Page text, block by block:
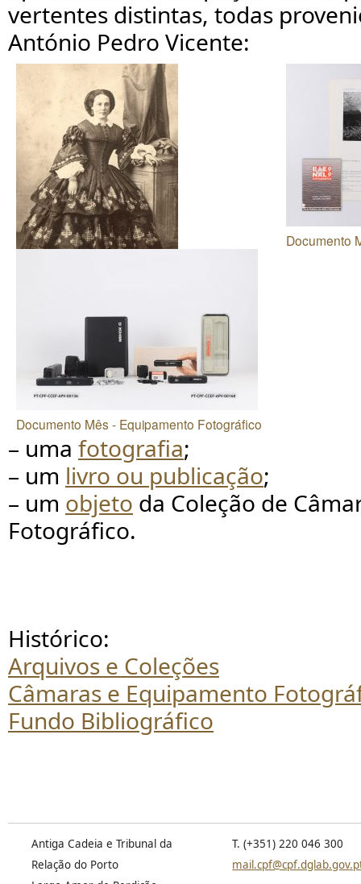
vertentes distintas, todas
António Pedro Vicente:
Documento Mês - Fundos e Coleções
Documento
Documento Mês - Equipamento Fotográfico
– uma fotografia;
– um livro ou publicação;
– um objeto da Coleção de
Fotográfico.
Histórico:
Arquivos e Coleções
Câmaras e Equipamento
Fundo Bibliográfico
Antiga Cadeia e Tribunal da
Relação do Porto
T. (+351) 220 046 300